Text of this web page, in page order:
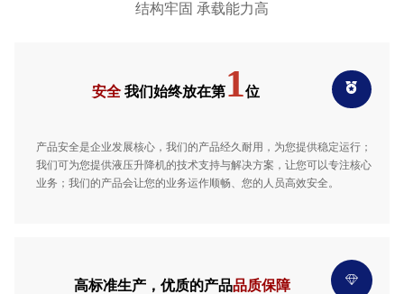
结构牢固 承载能力高
安全 我们始终放在第1位 
产品安全是企业发展核心，我们的产品经久耐用，为您提供稳定运行；
我们可为您提供液压升降机的技术支持与解决方案，让您可以专注核心
业务；我们的产品会让您的业务运作顺畅、您的人员高效安全。
高标准生产，优质的产品品质保障 